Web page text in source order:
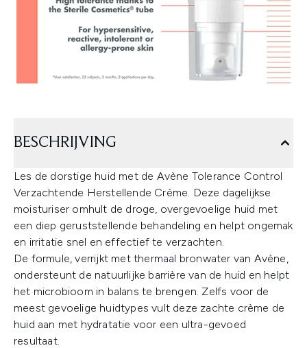
BESCHRIJVING
Les de dorstige huid met de Avène Tolerance Control
Verzachtende Herstellende Crème. Deze dagelijkse
moisturiser omhult de droge, overgevoelige huid met
een diep geruststellende behandeling en helpt ongemak
en irritatie snel en effectief te verzachten.
De formule, verrijkt met thermaal bronwater van Avène,
ondersteunt de natuurlijke barrière van de huid en helpt
het microbioom in balans te brengen. Zelfs voor de
meest gevoelige huidtypes vult deze zachte crème de
huid aan met hydratatie voor een ultra-gevoed
resultaat.